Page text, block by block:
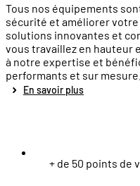
Tous nos équipements
sécurité et améliorer
solutions innovantes et
vous travaillez en hauteur
à notre expertise et
performants et sur mesure.
En savoir plus
+ de 50 points de